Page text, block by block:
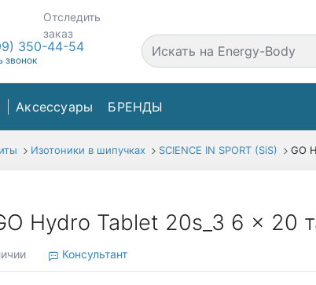
Отследить
заказ
350-44-54
звонок
Аксессуары БРЕНДЫ
Изотоники в шипучках SCIENCE IN SPORT (SiS) GO
Hydro Tablet 20s_3 6 x 20
Консультант